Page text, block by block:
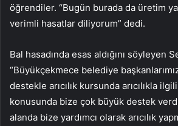
öğrendiler. “Bugün burada da üretim
verimli hasatlar diliyorum” dedi.
Bal hasadında esas aldığını söyleyen
“Büyükçekmece belediye
destekle arıcılık kursunda arıcılıkla
konusunda bize çok büyük destek
alanda bize yardımcı olarak arıcılık